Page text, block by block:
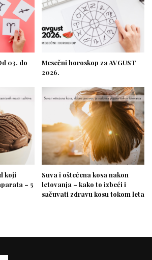
03. do
Mesečni horoskop za AVGUST
2026.
koji
– 5
Suva i oštećena kosa nakon
letovanja – kako to izbeći i
sačuvati zdravu kosu tokom leta